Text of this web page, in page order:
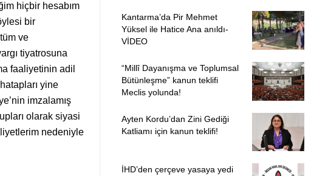
hiçbir hesabım
bir
ve
tiyatrosuna
faaliyetinin adil
yine
imzalamış
olarak siyasi
nedeniyle
Kantarma’da Pir Mehmet
Yüksel ile Hatice Ana anıldı-
VİDEO
“Millî Dayanışma ve Toplumsal
Bütünleşme” kanun teklifi
Meclis yolunda!
Ayten Kordu’dan Zini Gediği
Katliamı için kanun teklifi!
İHD’den çerçeve yasaya yedi